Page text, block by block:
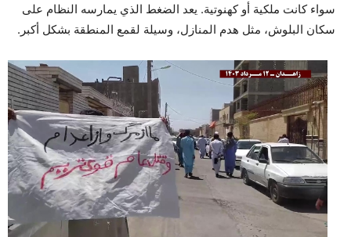
سواء كانت ملكية أو كهنوتية. يعد الضغط الذي يمارسه النظام على
سكان البلوش، مثل هدم المنازل، وسيلة لقمع المنطقة بشكل أكبر.